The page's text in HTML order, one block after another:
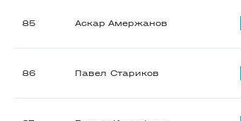
85 Аскар Амержанов
86 Павел Стариков